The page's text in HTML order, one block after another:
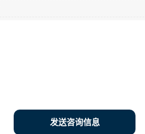
发送咨询信息